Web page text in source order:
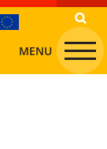
MENU